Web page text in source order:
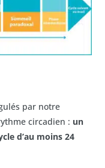
par notre
circadien : un
d’au moins 24